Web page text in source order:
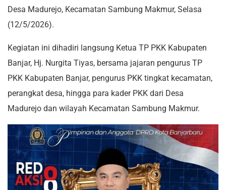
Desa Madurejo, Kecamatan Sambung Makmur, Selasa
(12/5/2026).
Kegiatan ini dihadiri langsung Ketua TP PKK Kabupaten
Banjar, Hj. Nurgita Tiyas, bersama jajaran pengurus TP
PKK Kabupaten Banjar, pengurus PKK tingkat kecamatan,
perangkat desa, hingga para kader PKK dari Desa
Madurejo dan wilayah Kecamatan Sambung Makmur.